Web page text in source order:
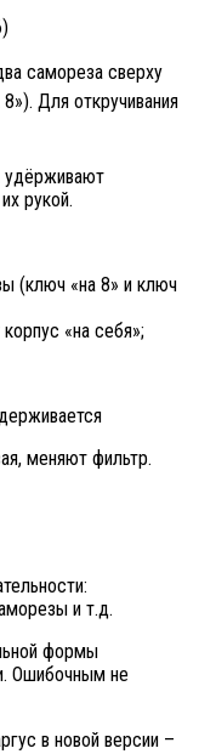
самореза сверху
Для откручивания
удёрживают
рукой.
(ключ «на 8» и ключ
«на себя»;
меняют фильтр.
и т.д.
формы
Ошибочным не
в новой версии –